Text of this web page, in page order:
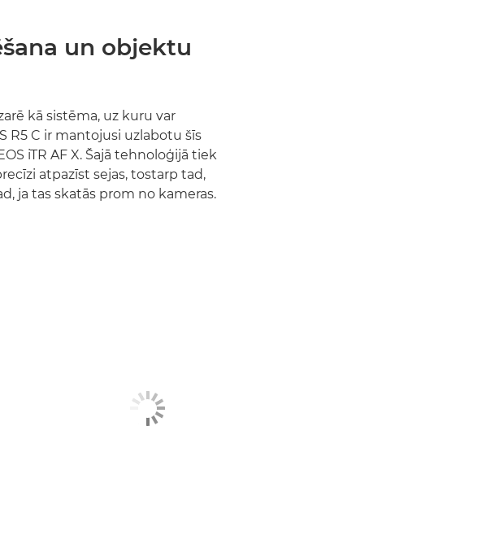
un objektu
kā sistēma, uz kuru var
R5 C ir mantojusi uzlabotu šīs
iTR AF X. Šajā tehnoloģijā tiek
atpazīst sejas, tostarp tad,
ja tas skatās prom no kameras.